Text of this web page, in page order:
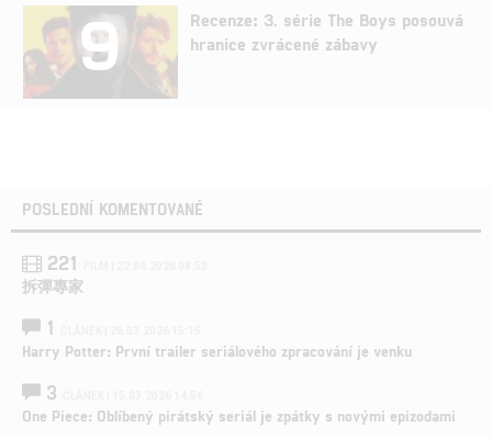
9
Recenze: 3. série The Boys posouvá
hranice zvrácené zábavy
POSLEDNÍ KOMENTOVANÉ
221
拆彈專家
1
Harry Potter: První trailer seriálového zpracování je venku
3
One Piece: Oblíbený pirátský seriál je zpátky s novými epizodami